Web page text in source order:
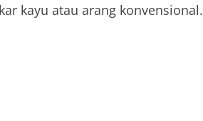
kayu atau arang konvensional.